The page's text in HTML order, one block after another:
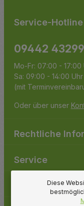
Service-Hotline
09442
Mo-Fr: 07:00 - 17:00
Sa: 09:00 - 14:00 Uhr
(mit
Oder über unser
Rechtliche
Service
Gartenpirat
Diese